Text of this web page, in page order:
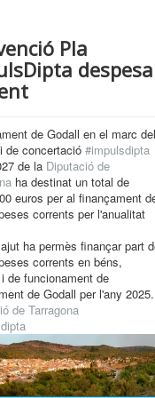
Pla
despesa
de Godall en el marc del
de concertació #impulsdipta
de la Diputació de
ha destinat un total de
euros per al finançament
corrents per l'anualitat
ha permès finançar part
corrents en béns,
de funcionament de
de Godall per l'any 2025.
de Tarragona